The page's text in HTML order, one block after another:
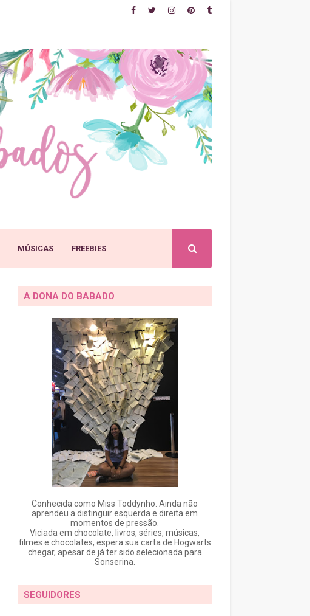
MÚSICAS FREEBIES
A DONA DO BABADO
Conhecida como Miss Toddynho. Ainda não
aprendeu a distinguir esquerda e direita em
momentos de pressão.
Viciada em chocolate, livros, séries, músicas,
filmes e chocolates, espera sua carta de Hogwarts
chegar, apesar de já ter sido selecionada para
Sonserina.
SEGUIDORES